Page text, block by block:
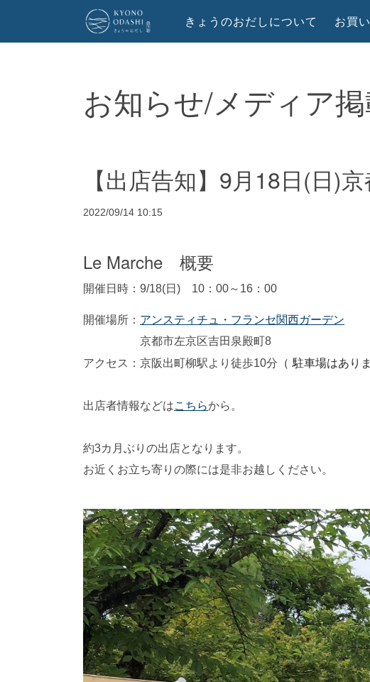
きょうのおだしについて お買
お知らせ/メディア
【出店告知】9月18日(日)
2022/09/14 10:15
Le Marche 概要
開催日時：9/18(日) 10：00～16：00
開催場所： アンスティチュ・フランセ関西ガーデン
京都市左京区吉田泉殿町8
アクセス：京阪出町柳駅より徒歩10分
（ 駐車場はあり
出店者情報などはこちらから。
約3カ月ぶりの出店となります。
お近くお立ち寄りの際には是非お越しください。